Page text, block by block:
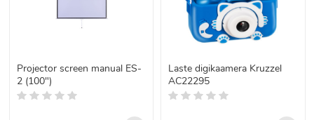
Projector screen manual ES-
2 (100")
Laste digikaamera Kruzzel
AC22295